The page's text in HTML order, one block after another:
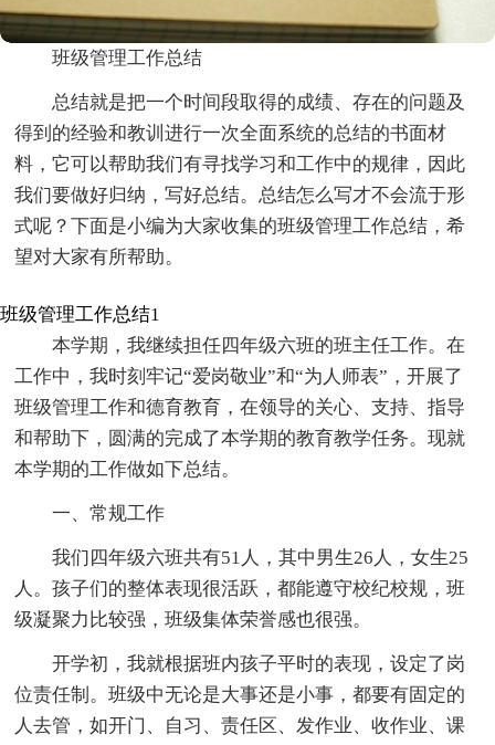
班级管理工作总结
总结就是把一个时间段取得的成绩、存在的问题及
得到的经验和教训进行一次全面系统的总结的书面材
料，它可以帮助我们有寻找学习和工作中的规律，因此
我们要做好归纳，写好总结。总结怎么写才不会流于形
式呢？下面是小编为大家收集的班级管理工作总结，希
望对大家有所帮助。
班级管理工作总结1
本学期，我继续担任四年级六班的班主任工作。在
工作中，我时刻牢记“爱岗敬业”和“为人师表”，开展了
班级管理工作和德育教育，在领导的关心、支持、指导
和帮助下，圆满的完成了本学期的教育教学任务。现就
本学期的工作做如下总结。
一、常规工作
我们四年级六班共有51人，其中男生26人，女生25
人。孩子们的整体表现很活跃，都能遵守校纪校规，班
级凝聚力比较强，班级集体荣誉感也很强。
开学初，我就根据班内孩子平时的表现，设定了岗
位责任制。班级中无论是大事还是小事，都要有固定的
人去管，如开门、自习、责任区、发作业、收作业、课